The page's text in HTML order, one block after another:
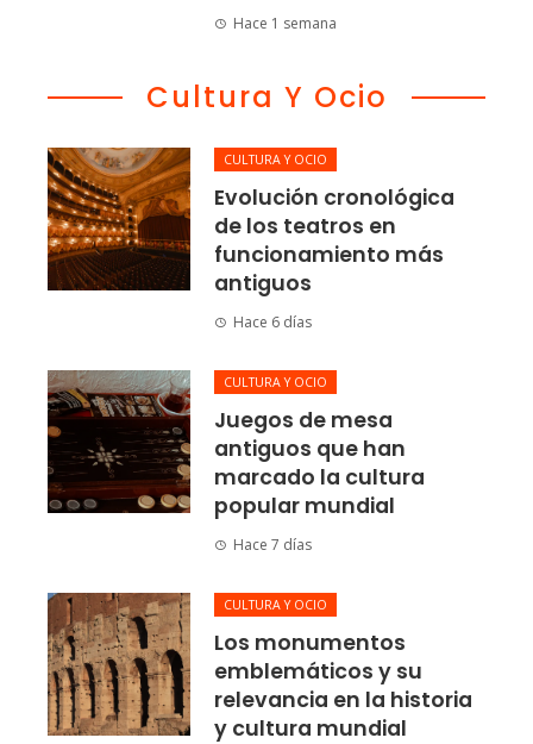
Hace 1 semana
Cultura Y Ocio
CULTURA Y OCIO
Evolución cronológica
de los teatros en
funcionamiento más
antiguos
Hace 6 días
CULTURA Y OCIO
Juegos de mesa
antiguos que han
marcado la cultura
popular mundial
Hace 7 días
CULTURA Y OCIO
Los monumentos
emblemáticos y su
relevancia en la historia
y cultura mundial